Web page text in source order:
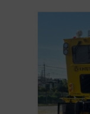
「第2弾」も